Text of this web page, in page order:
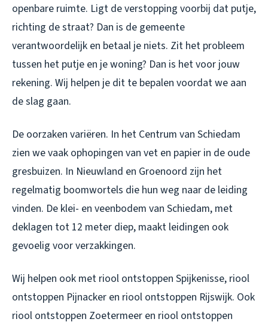
openbare ruimte. Ligt de verstopping voorbij dat putje,
richting de straat? Dan is de gemeente
verantwoordelijk en betaal je niets. Zit het probleem
tussen het putje en je woning? Dan is het voor jouw
rekening. Wij helpen je dit te bepalen voordat we aan
de slag gaan.
De oorzaken variëren. In het Centrum van Schiedam
zien we vaak ophopingen van vet en papier in de oude
gresbuizen. In Nieuwland en Groenoord zijn het
regelmatig boomwortels die hun weg naar de leiding
vinden. De klei- en veenbodem van Schiedam, met
deklagen tot 12 meter diep, maakt leidingen ook
gevoelig voor verzakkingen.
Wij helpen ook met riool ontstoppen Spijkenisse, riool
ontstoppen Pijnacker en riool ontstoppen Rijswijk. Ook
riool ontstoppen Zoetermeer en riool ontstoppen